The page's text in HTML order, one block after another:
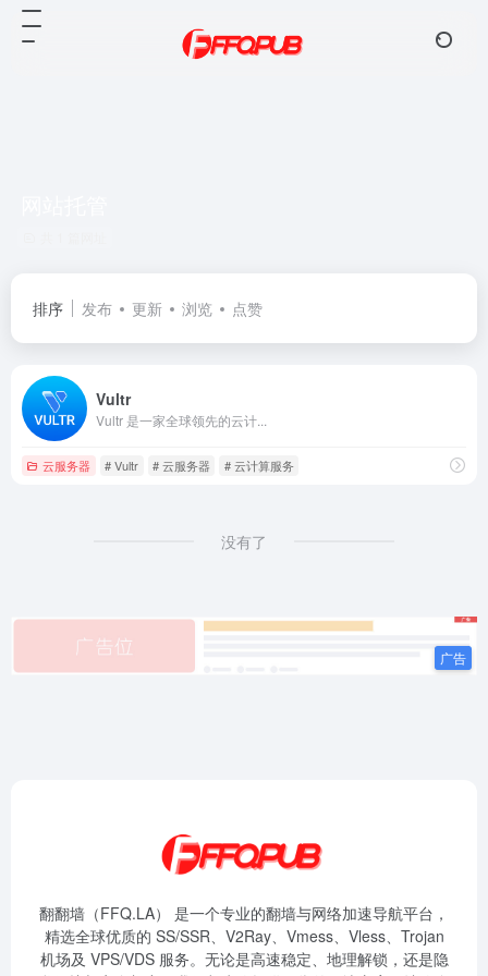
排序 发布 更新 浏览 点赞
Vultr
Vultr 是一家全球领先的云计...
云服务器 # Vultr # 云服务器 # 云计算服务
没有了
翻翻墙（FFQ.LA） 是一个专业的翻墙与网络加速导航平台，
精选全球优质的 SS/SSR、V2Ray、Vmess、Vless、Trojan
机场及 VPS/VDS 服务。无论是高速稳定、地理解锁，还是隐